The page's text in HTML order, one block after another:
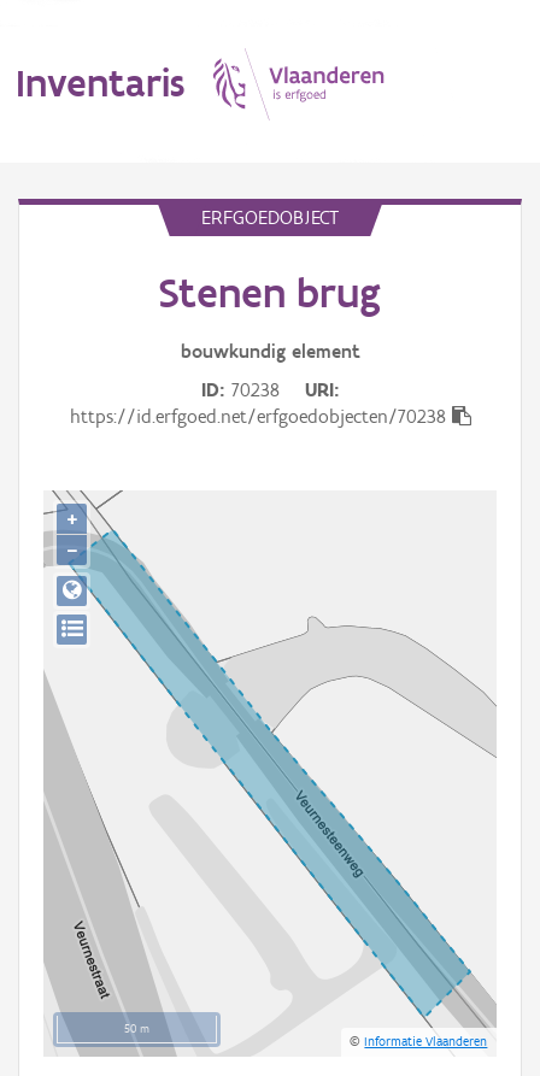
Inventaris
Gebeurtenis
Persoon of collectief
Downloads
Aanmelden
ERFGOEDOBJECT
Stenen brug
bouwkundig element
ID 70238
URI
https://id.erfgoed.net/erfgoedobjecten/70238
50 m
©Informatie Vlaanderen
+
−